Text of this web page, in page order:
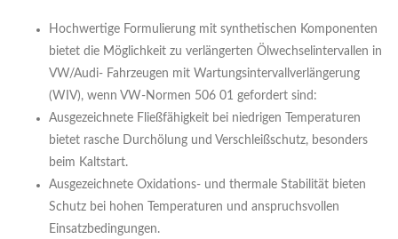
Hochwertige Formulierung mit synthetischen Komponenten
bietet die Möglichkeit zu verlängerten Ölwechselintervallen in
VW/Audi- Fahrzeugen mit Wartungsintervallverlängerung
(WIV), wenn VW-Normen 506 01 gefordert sind:
Ausgezeichnete Fließfähigkeit bei niedrigen Temperaturen
bietet rasche Durchölung und Verschleißschutz, besonders
beim Kaltstart.
Ausgezeichnete Oxidations- und thermale Stabilität bieten
Schutz bei hohen Temperaturen und anspruchsvollen
Einsatzbedingungen.